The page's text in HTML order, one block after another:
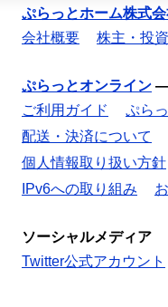
ぷらっとホーム株式
会社概要
株主・投
ぷらっとオンライン
ご利用ガイド
ぷら
配送・決済について
個人情報取り扱い方針
IPv6への取り組み
ソーシャルメディア
Twitter公式アカウント